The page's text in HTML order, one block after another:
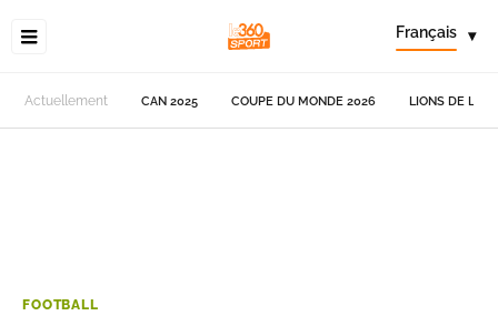
Français ▾
Actuellement CAN 2025 COUPE DU MONDE 2026 LIONS DE
FOOTBALL